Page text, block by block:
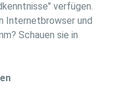
verfügen.
Internetbrowser und
Schauen sie in